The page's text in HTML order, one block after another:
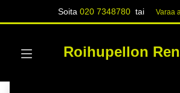
Soita020 7348780 tai Varaa
Roihupellon